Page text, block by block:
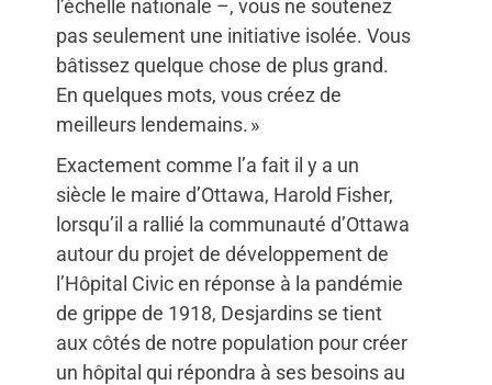
l’échelle nationale –, vous ne soutenez
pas seulement une initiative isolée. Vous
bâtissez quelque chose de plus grand.
En quelques mots, vous créez de
meilleurs lendemains. »
Exactement comme l’a fait il y a un
siècle le maire d’Ottawa, Harold Fisher,
lorsqu’il a rallié la communauté d’Ottawa
autour du projet de développement de
l’Hôpital Civic en réponse à la pandémie
de grippe de 1918, Desjardins se tient
aux côtés de notre population pour créer
un hôpital qui répondra à ses besoins au